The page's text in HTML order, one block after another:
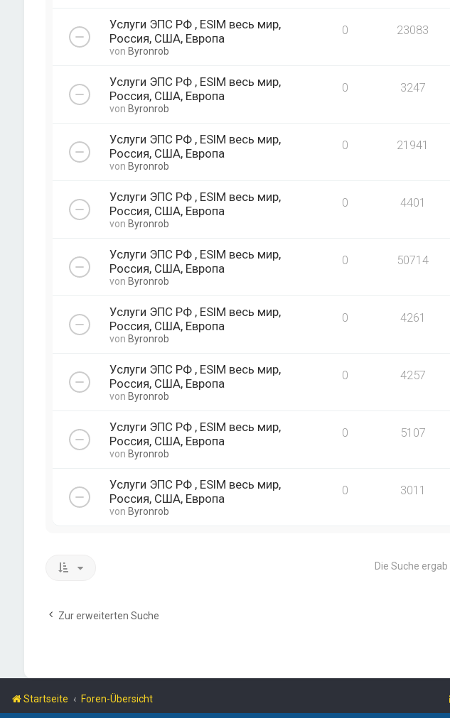
Услуги ЭПС РФ , ESIM весь мир,
Россия, США, Европа
von Byronrob
0 23083
Услуги ЭПС РФ , ESIM весь мир,
Россия, США, Европа
von Byronrob
0 3247
Услуги ЭПС РФ , ESIM весь мир,
Россия, США, Европа
von Byronrob
0 21941
Услуги ЭПС РФ , ESIM весь мир,
Россия, США, Европа
von Byronrob
0 4401
Услуги ЭПС РФ , ESIM весь мир,
Россия, США, Европа
von Byronrob
0 50714
Услуги ЭПС РФ , ESIM весь мир,
Россия, США, Европа
von Byronrob
0 4261
Услуги ЭПС РФ , ESIM весь мир,
Россия, США, Европа
von Byronrob
0 4257
Услуги ЭПС РФ , ESIM весь мир,
Россия, США, Европа
von Byronrob
0 5107
Услуги ЭПС РФ , ESIM весь мир,
Россия, США, Европа
von Byronrob
0 3011
Die Suche
Zur erweiterten Suche
Startseite Foren-Übersicht